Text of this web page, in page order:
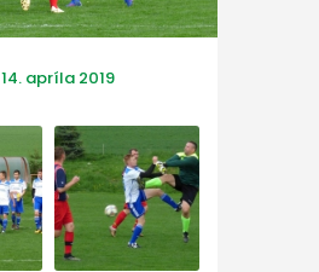
14. apríla 2019